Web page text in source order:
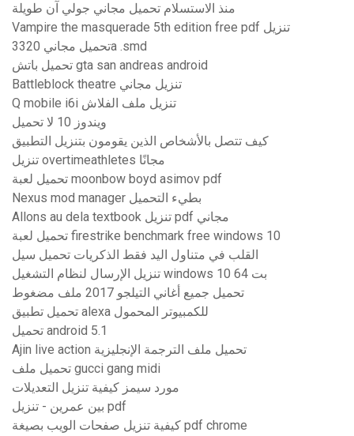
منذ الاستسلام تحميل مجاني جولي آن طويلة
Vampire the masquerade 5th edition free pdf تنزيل
تحميل مجاني 3320a .smd
تحميل باتش gta san andreas android
Battleblock theatre تنزيل مجاني
Q mobile i6i تنزيل ملف الفلاش
ويندوز 10 لا تحميل
كيف تتصل بالأشخاص الذين يقومون بتنزيل التطبيق
تنزيل overtimeathletes مجانًا
تحميل لعبة moonbow boyd asimov pdf
Nexus mod manager بطيء التحميل
Allons au dela textbook تنزيل pdf مجاني
تحميل لعبة firestrike benchmark free windows 10
القلب في متناول اليد فقط الذكريات تحميل سيل
تنزيل الإرسال لنظام التشغيل windows 10 64 بت
تحميل جميع أغاني التيلجو 2017 ملف مضغوط
تحميل تطبيق alexa للكمبيوتر المحمول
تحميل android 5.1
Ajin live action تحميل ملف الترجمة الإنجليزية
تحميل ملف gucci gang midi
مورد سيمز كيفية تنزيل التعديلات
بين عمرين - تنزيل pdf
كيفية تنزيل صفحات الويب بصيغة pdf chrome